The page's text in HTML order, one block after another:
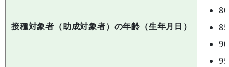
接種対象者（助成対象者）の年齢（生年月日）